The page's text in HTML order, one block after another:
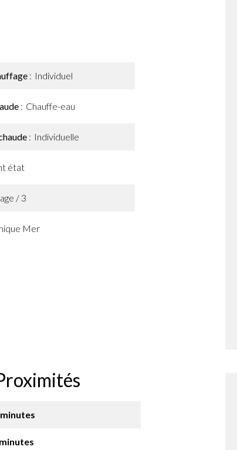
Individuel
Chauffe-eau
Individuelle
état
/ 3
Mer